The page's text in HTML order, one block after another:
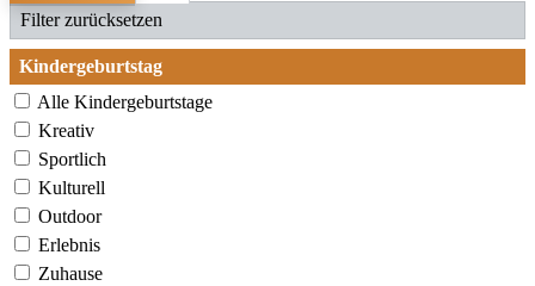
Filter zurücksetzen
Kindergeburtstag
Alle Kindergeburtstage
Kreativ
Sportlich
Kulturell
Outdoor
Erlebnis
Zuhause